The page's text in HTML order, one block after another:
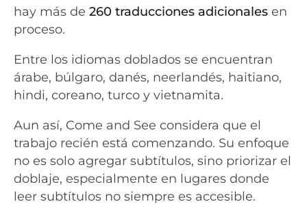
hay más de 260 traducciones adicionales en
proceso.
Entre los idiomas doblados se encuentran
árabe, búlgaro, danés, neerlandés, haitiano,
hindi, coreano, turco y vietnamita.
Aun así, Come and See considera que el
trabajo recién está comenzando. Su enfoque
no es solo agregar subtítulos, sino priorizar el
doblaje, especialmente en lugares donde
leer subtítulos no siempre es accesible.